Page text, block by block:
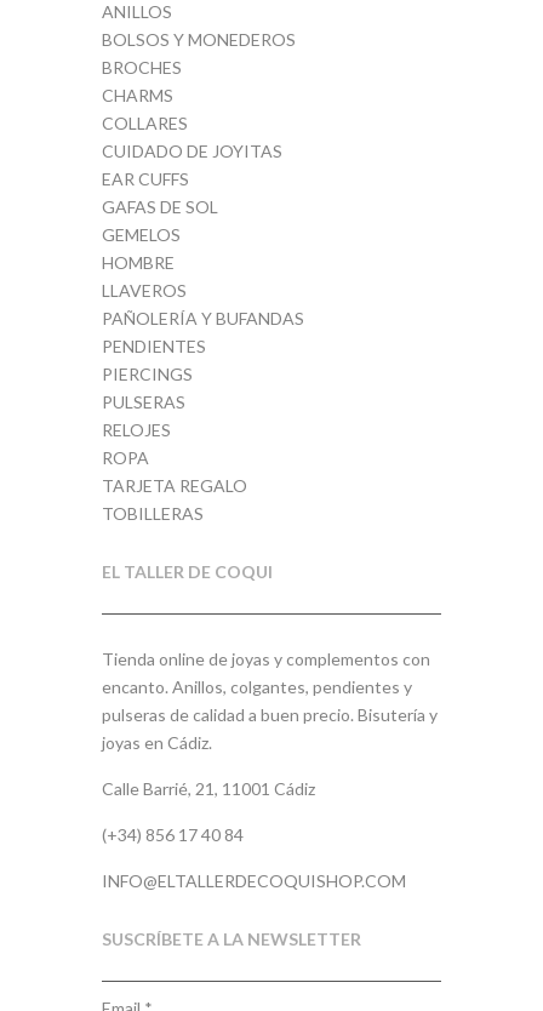
ANILLOS
BOLSOS Y MONEDEROS
BROCHES
CHARMS
COLLARES
CUIDADO DE JOYITAS
EAR CUFFS
GAFAS DE SOL
GEMELOS
HOMBRE
LLAVEROS
PAÑOLERÍA Y BUFANDAS
PENDIENTES
PIERCINGS
PULSERAS
RELOJES
ROPA
TARJETA REGALO
TOBILLERAS
EL TALLER DE COQUI
Tienda online de joyas y complementos con
encanto. Anillos, colgantes, pendientes y
pulseras de calidad a buen precio. Bisutería y
joyas en Cádiz.
Calle Barrié, 21, 11001 Cádiz
(+34) 856 17 40 84
INFO@ELTALLERDECOQUISHOP.COM
SUSCRÍBETE A LA NEWSLETTER